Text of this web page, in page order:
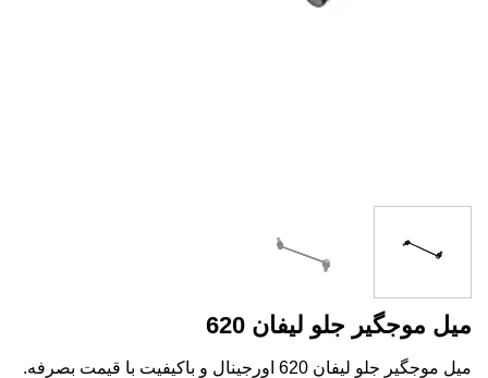
میل موجگیر جلو لیفان 620
میل موجگیر جلو لیفان 620 اورجینال و باکیفیت با قیمت بصرفه.